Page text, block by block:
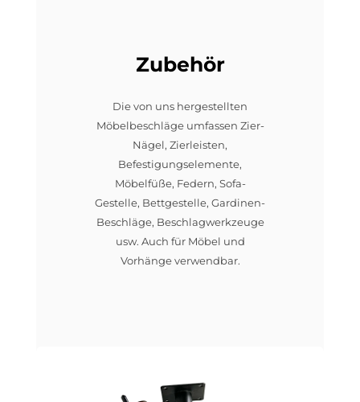
Zubehör
Die von uns hergestellten
Möbelbeschläge umfassen Zier-
Nägel, Zierleisten,
Befestigungselemente,
Möbelfüße, Federn, Sofa-
Gestelle, Bettgestelle, Gardinen-
Beschläge, Beschlagwerkzeuge
usw. Auch für Möbel und
Vorhänge verwendbar.